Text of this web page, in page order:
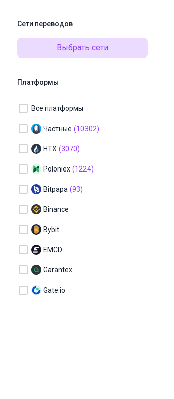
Сети переводов
Выбрать сети
Платформы
Все платформы
Частные (10302)
HTX (3070)
Poloniex (1224)
Bitpapa (93)
Binance
Bybit
EMCD
Garantex
Gate.io